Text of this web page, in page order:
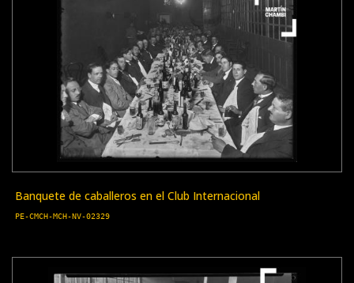
Banquete de caballeros en el Club Internacional
PE-CMCH-MCH-NV-02329